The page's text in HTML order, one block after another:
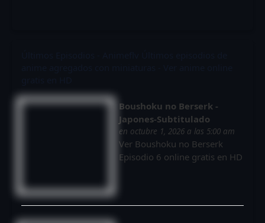
Boushoku no Berserk -
Japones-Subtitulado
en octubre 1, 2026 a las 5:00 am
Ver Boushoku no Berserk
Episodio 6 online gratis en HD